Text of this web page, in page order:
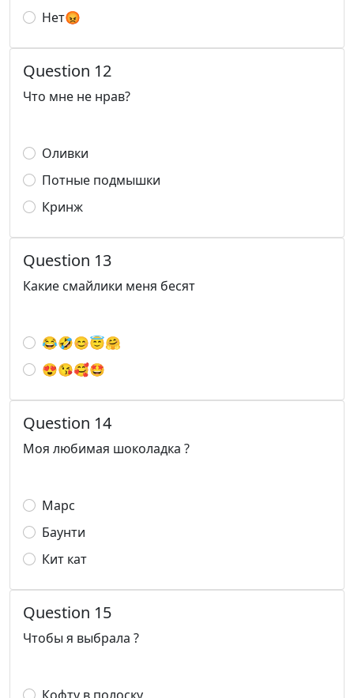
Нет😡
Question 12
Что мне не нрав?
Оливки
Потные подмышки
Кринж
Question 13
Какие смайлики меня бесят
😂🤣😊😇🤗
😍😘🥰🤩
Question 14
Моя любимая шоколадка ?
Марс
Баунти
Кит кат
Question 15
Чтобы я выбрала ?